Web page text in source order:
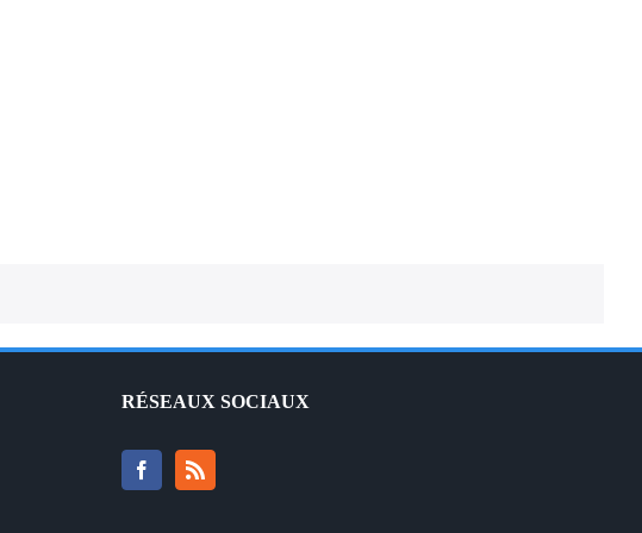
RÉSEAUX SOCIAUX